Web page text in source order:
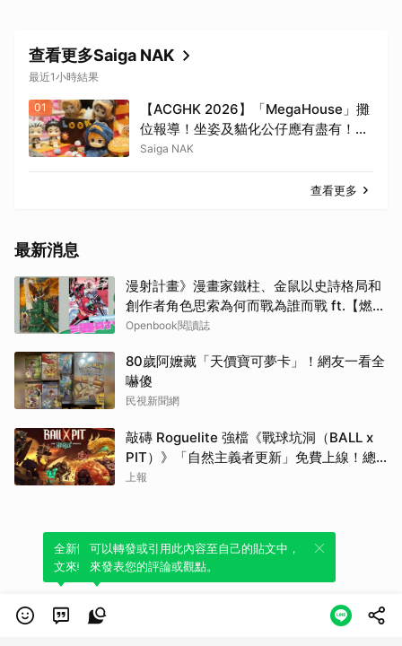
查看更多Saiga NAK
最近1小時結果
01
【ACGHK 2026】「MegaHouse」攤
位報導！坐姿及貓化公仔應有盡有！
「火影忍者」「咒術迴戰」等
Saiga NAK
查看更多
最新消息
漫射計畫》漫畫家鐵柱、金鼠以史詩格局和
創作者角色思索為何而戰為誰而戰 ft.【燃燒
熾烈鬥魂】延伸書單
Openbook閱讀誌
80歲阿嬤藏「天價寶可夢卡」！網友一看全
嚇傻
民視新聞網
敲磚 Roguelite 強檔《戰球坑洞（BALL x
PIT）》「自然主義者更新」免費上線！總
銷量突破 200 萬份，遊戲史低 66 折熱銷中
上報
全新體驗！一鍵引用此內容，透過發布貼
文來輕鬆表達個人立場。
可以轉發或引用此內容至自己的貼文中，
來發表您的評論或觀點。